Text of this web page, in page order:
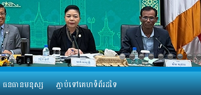
ធនធានមនុស្ស ភ្ជាប់ទៅគេហទំព័រដទៃ